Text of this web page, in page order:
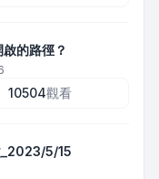
的路徑？
10504觀看
_2023/5/15